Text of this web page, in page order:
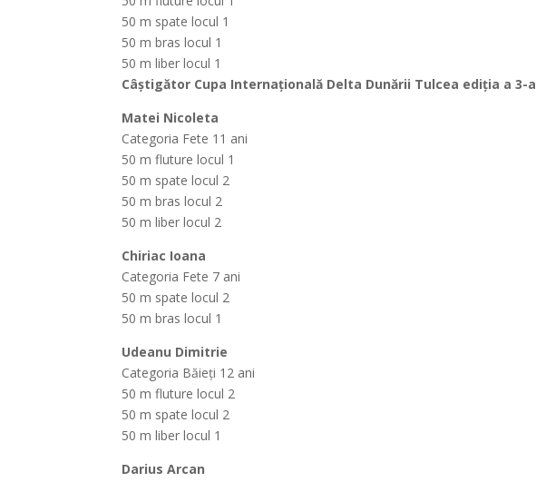
50 m spate locul 1
50 m bras locul 1
50 m liber locul 1
Câștigător Cupa Internațională Delta Dunării Tulcea ediția a 3-a
Matei Nicoleta
Categoria Fete 11 ani
50 m fluture locul 1
50 m spate locul 2
50 m bras locul 2
50 m liber locul 2
Chiriac Ioana
Categoria Fete 7 ani
50 m spate locul 2
50 m bras locul 1
Udeanu Dimitrie
Categoria Băieți 12 ani
50 m fluture locul 2
50 m spate locul 2
50 m liber locul 1
Darius Arcan